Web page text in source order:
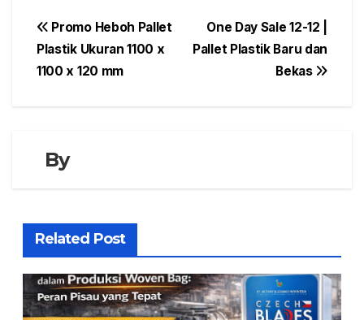
Navigasi
pos
One Day Sale 12-12 |
Pallet Plastik Baru dan
Bekas
Promo Heboh Pallet
Plastik Ukuran 1100 x
1100 x 120 mm
By
Related Post